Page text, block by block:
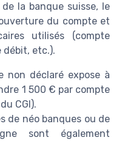
la banque suisse, le
du compte et
utilisés (compte
débit, etc.).
non déclaré expose à
1 500 € par compte
CGI).
de néo banques ou de
sont également